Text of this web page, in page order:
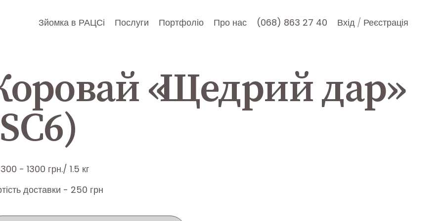
Зйомка в РАЦСі Послуги Портфоліо Про нас (068) 863 27 40 Вхід / Реєстрація
«Щедрий дар»
- 1300 грн./ 1.5 кг
доставки - 250 грн